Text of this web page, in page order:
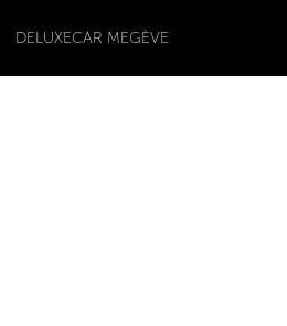
DELUXECAR MEGÈVE